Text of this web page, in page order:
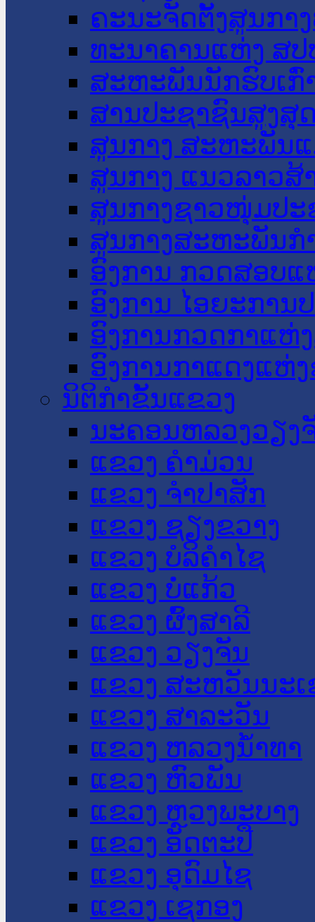
ຄະນະຈັດຕັ້ງສູນກາ
ທະນາຄານແຫ່ງ ສປ
ສະຫະພັນນັກຮົບເກົ່
ສານປະຊາຊົນສູງສຸ
ສູນກາງ ສະຫະພັນ
ສູນກາງ ແນວລາວສ້
ສູນກາງຊາວໜຸ່ມປະ
ສູນກາງສະຫະພັນກ
ອົງການ ກວດສອບແ
ອົງການ ໄອຍະການ
ອົງການກວດກາແຫ່
ອົງການກາແດງແຫ່
ນິຕິກໍາຂັ້ນແຂວງ
ນະ​ຄອນ​ຫລວງວຽງ
ແຂວງ ຄໍາມ່ວນ
ແຂວງ ຈໍາປາສັກ
ແຂວງ ຊຽງຂວາງ
ແຂວງ ບໍລິຄໍາໄຊ
ແຂວງ ບໍ່ແກ້ວ
ແຂວງ ຜົ້ງສາລີ
ແຂວງ ວຽງຈັນ
ແຂວງ ສະຫວັນນະ
ແຂວງ ສາລະວັນ
ແຂວງ ຫລວງນໍ້າທາ
ແຂວງ ຫົວພັນ
ແຂວງ ຫຼວງພະບາງ
ແຂວງ ອັດຕະປື
ແຂວງ ອຸດົມໄຊ
ແຂວງ ເຊກອງ